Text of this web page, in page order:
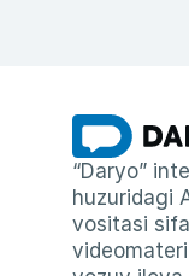
“Daryo”
huzuridagi
vositasi